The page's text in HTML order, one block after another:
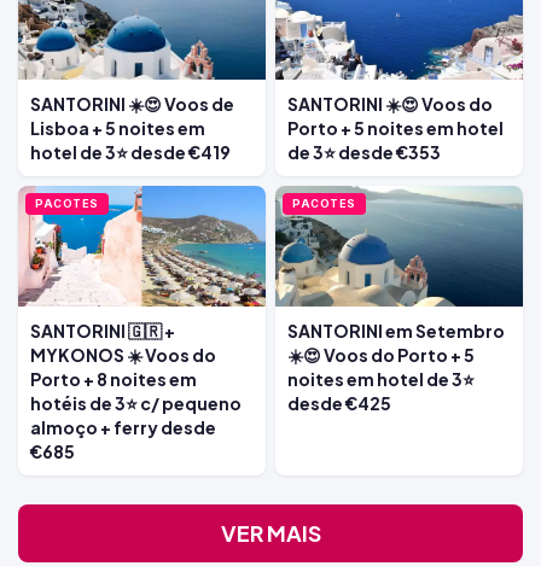
SANTORINI ☀️😍 Voos de
Lisboa + 5 noites em
hotel de 3⭐ desde €419
SANTORINI ☀️😍 Voos do
Porto + 5 noites em hotel
de 3⭐ desde €353
PACOTES
SANTORINI 🇬🇷 +
MYKONOS ☀️ Voos do
Porto + 8 noites em
hotéis de 3⭐ c/ pequeno
almoço + ferry desde
€685
PACOTES
SANTORINI em Setembro
☀️😍 Voos do Porto + 5
noites em hotel de 3⭐
desde €425
VER MAIS